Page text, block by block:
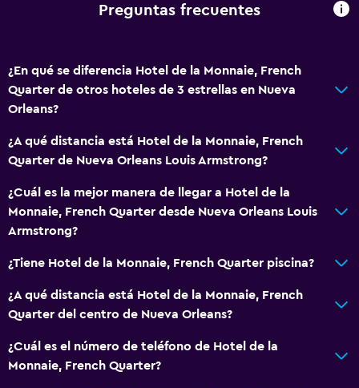
Preguntas frecuentes
¿En qué se diferencia Hotel de la Monnaie, French
Quarter de otros hoteles de 3 estrellas en Nueva
Orleans?
¿A qué distancia está Hotel de la Monnaie, French
Quarter de Nueva Orleans Louis Armstrong?
¿Cuál es la mejor manera de llegar a Hotel de la
Monnaie, French Quarter desde Nueva Orleans Louis
Armstrong?
¿Tiene Hotel de la Monnaie, French Quarter piscina?
¿A qué distancia está Hotel de la Monnaie, French
Quarter del centro de Nueva Orleans?
¿Cuál es el número de teléfono de Hotel de la
Monnaie, French Quarter?